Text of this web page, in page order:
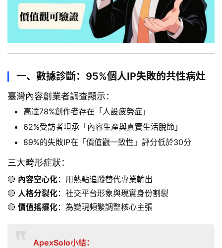
一、數據診斷：95%個人IP失敗的共性病灶
臺灣內容創業者調查顯示：
高達78%創作者存在「人設疲勞症」
62%受訪者坦承「內容生產與真實生活脫節」
89%的失敗IP在「價值觀一致性」評分低於30分
三大畸形症狀：
🔴 內容空心化：用熱點追蹤替代專業輸出
🔴 人格分裂化：社交平台形象與現實身份割裂
🔴 價值搖擺化：為變現頻繁調整核心主張
ApexSolo小結：